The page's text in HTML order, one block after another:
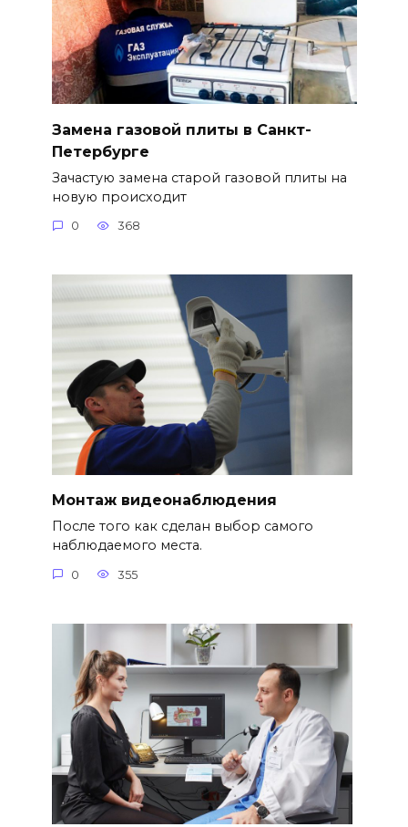
Замена газовой плиты в Санкт-
Петербурге
Зачастую замена старой газовой плиты на
новую происходит
0 368
Монтаж видеонаблюдения
После того как сделан выбор самого
наблюдаемого места.
0 355